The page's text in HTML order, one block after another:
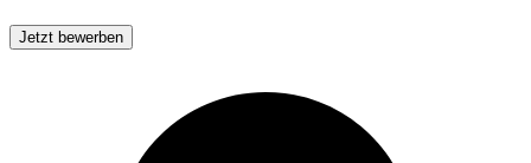
Jetzt bewerben